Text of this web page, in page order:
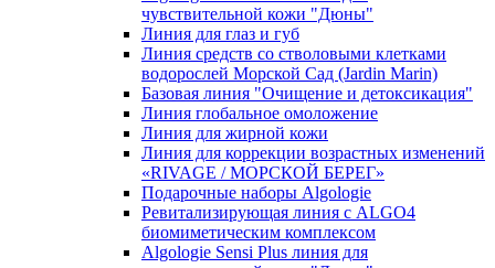
чувcтвительной кожи "Дюны"
Линия для глаз и губ
Линия средств со стволовыми клетками
водорослей Морской Сад (Jardin Marin)
Базовая линия "Очищение и детоксикация"
Линия глобальное омоложение
Линия для жирной кожи
Линия для коррекции возрастных изменений
«RIVAGE / МОРСКОЙ БЕРЕГ»
Подарочные наборы Algologie
Ревитализирующая линия с ALGO4
биомиметическим комплексом
Algologie Sensi Plus линия для